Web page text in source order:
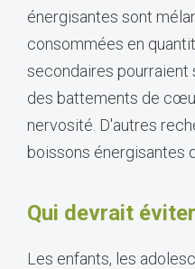
énergisantes sont
consommées en
secondaires pourraient
des battements de
nervosité. D'autres
boissons énergisantes
Qui devrait
Les enfants, les